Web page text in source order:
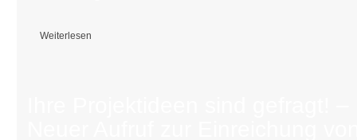
Weiterlesen